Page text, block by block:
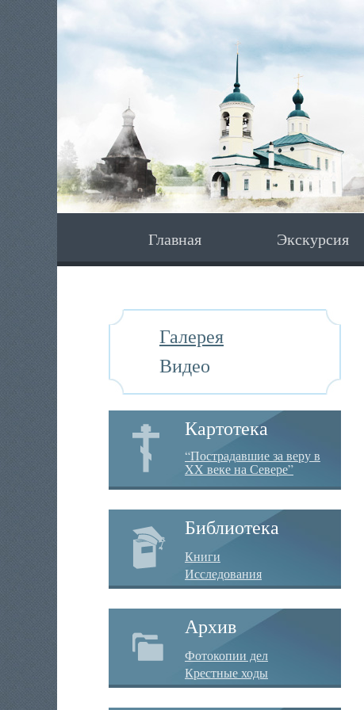
Главная Экскурсия
Галерея
Видео
Картотека
“Пострадавшие за веру в
XX веке на Севере”
Библиотека
Книги
Исследования
Архив
Фотокопии дел
Крестные ходы